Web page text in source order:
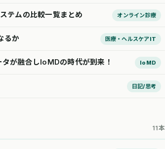
テムの比較一覧まとめ オンライン診療
るか 医療・ヘルスケアIT
が融合しIoMDの時代が到来！ IoMD
日記/思考
11本